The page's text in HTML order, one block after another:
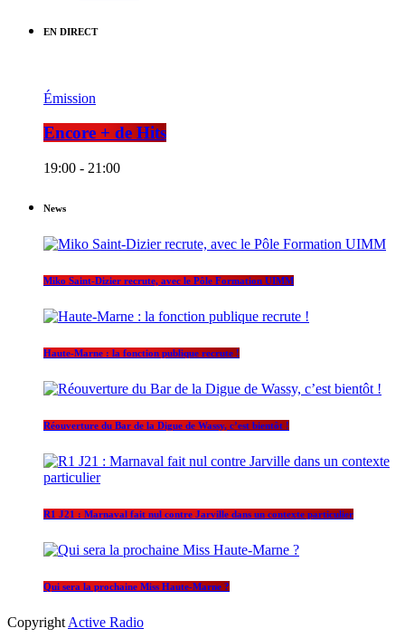
EN DIRECT
Émission
Encore + de Hits
19:00 - 21:00
News
Miko Saint-Dizier recrute, avec le Pôle Formation UIMM
Haute-Marne : la fonction publique recrute !
Réouverture du Bar de la Digue de Wassy, c’est bientôt !
R1 J21 : Marnaval fait nul contre Jarville dans un contexte particulier
Qui sera la prochaine Miss Haute-Marne ?
Copyright Active Radio